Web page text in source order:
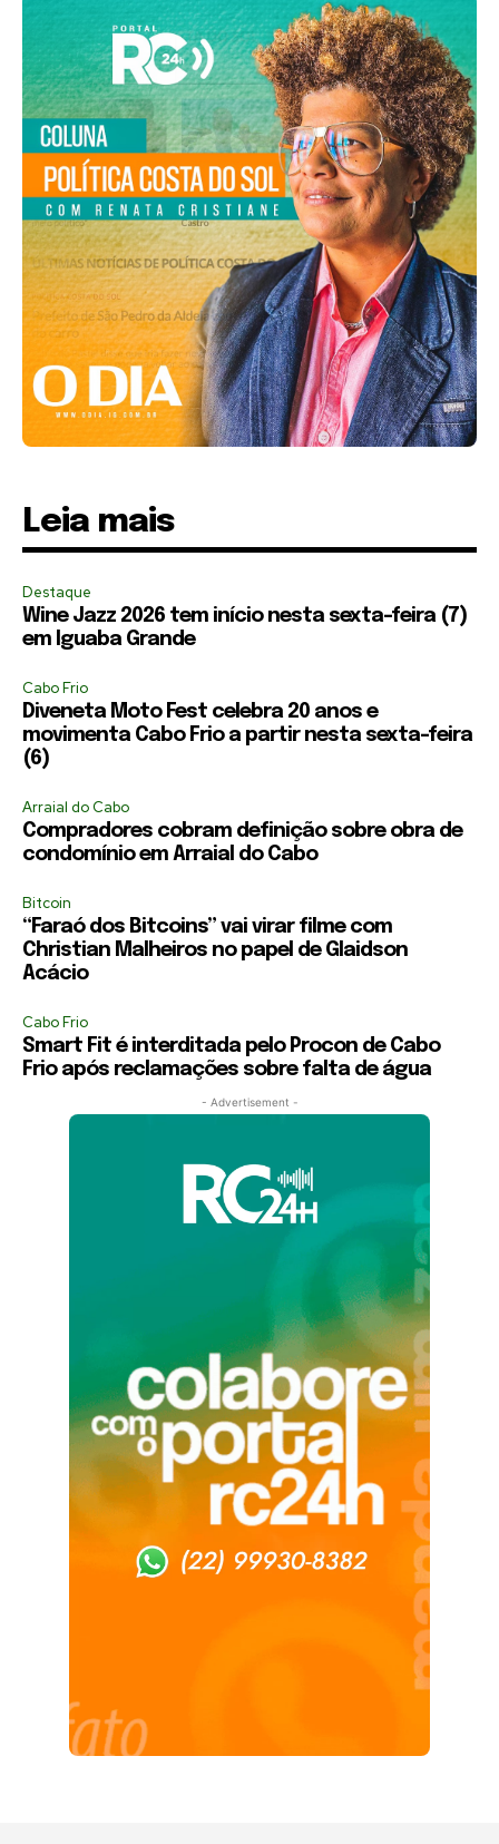
Leia mais
Destaque
Wine Jazz 2026 tem início nesta sexta-feira (7)
em Iguaba Grande
Cabo Frio
Diveneta Moto Fest celebra 20 anos e
movimenta Cabo Frio a partir nesta sexta-feira
(6)
Arraial do Cabo
Compradores cobram definição sobre obra de
condomínio em Arraial do Cabo
Bitcoin
“Faraó dos Bitcoins” vai virar filme com
Christian Malheiros no papel de Glaidson
Acácio
Cabo Frio
Smart Fit é interditada pelo Procon de Cabo
Frio após reclamações sobre falta de água
- Advertisement -